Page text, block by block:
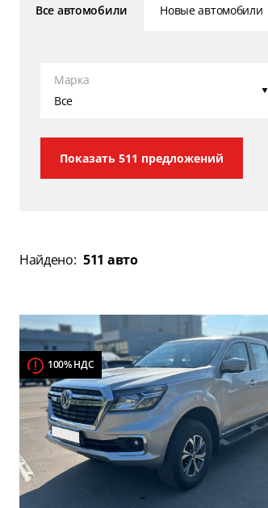
Возвратный лизинг
Все автомобили Новые автомобили
Марка
Все
Показать 511 предложений
Найдено: 511 авто
100% НДС